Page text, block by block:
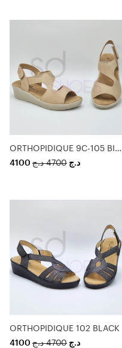
ORTHOPIDIQUE 9C-105 BIEGE
4100
د.ج 4700 د.ج
ORTHOPIDIQUE 102 BLACK
4100
د.ج 4700 د.ج